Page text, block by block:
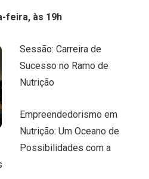
feira, às 19h
Sessão: Carreira de
Sucesso no Ramo de
Nutrição
Empreendedorismo em
Nutrição: Um Oceano de
Possibilidades com a